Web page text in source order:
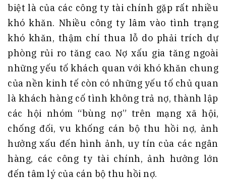
biệt là của các công ty tài chính gặp rất nhiều
khó khăn. Nhiều công ty lâm vào tình trạng
khó khăn, thậm chí thua lỗ do phải trích dự
phòng rủi ro tăng cao. Nợ xấu gia tăng ngoài
những yếu tố khách quan với khó khăn chung
của nền kinh tế còn có những yếu tố chủ quan
là khách hàng cố tình không trả nợ, thành lập
các hội nhóm “bùng nợ” trên mạng xã hội,
chống đối, vu khống cán bộ thu hồi nợ, ảnh
hưởng xấu đến hình ảnh, uy tín của các ngân
hàng, các công ty tài chính, ảnh hưởng lớn
đến tâm lý của cán bộ thu hồi nợ.